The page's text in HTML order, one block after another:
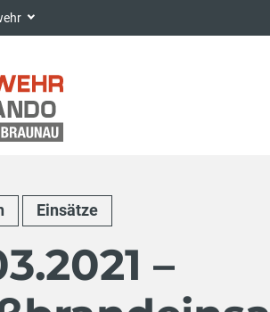
Einsätze
–